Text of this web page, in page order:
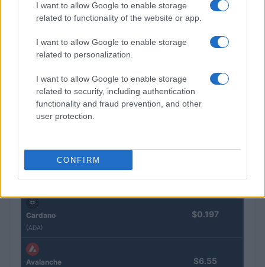
I want to allow Google to enable storage
related to functionality of the website or app.
I want to allow Google to enable storage
related to personalization.
I want to allow Google to enable storage
related to security, including authentication
functionality and fraud prevention, and other
user protection.
CONFIRM
(ETH)
BNB $607.67
Solana
(SOL)
Cardano
(ADA)
$0.197
Avalanche $6.55